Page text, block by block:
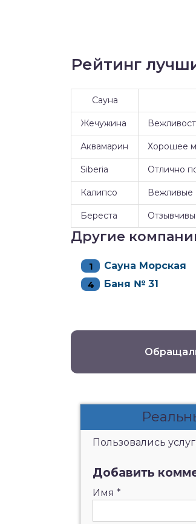
Рейтинг
Сауна
Жечужина
Аквамарин Хорошее
Siberia Отлично
Калипсо Вежливые
Береста
Другие
Сауна Морская
Баня № 31
Пользовались
Добавить
Имя *